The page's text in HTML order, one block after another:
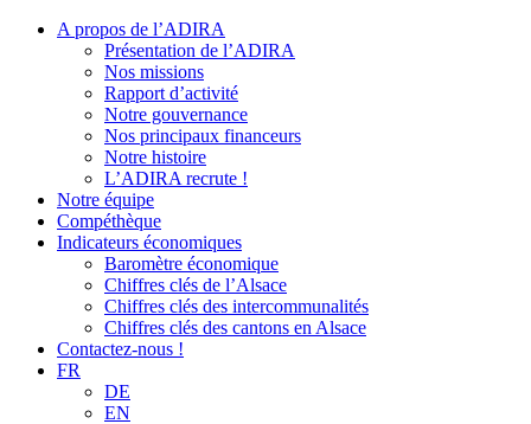
A propos de l’ADIRA
Présentation de l’ADIRA
Nos missions
Rapport d’activité
Notre gouvernance
Nos principaux financeurs
Notre histoire
L’ADIRA recrute !
Notre équipe
Compéthèque
Indicateurs économiques
Baromètre économique
Chiffres clés de l’Alsace
Chiffres clés des intercommunalités
Chiffres clés des cantons en Alsace
Contactez-nous !
FR
DE
EN